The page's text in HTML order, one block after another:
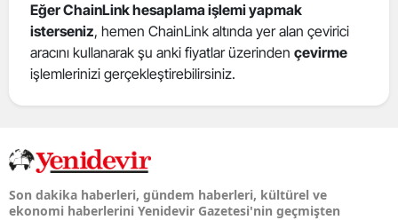
Eğer ChainLink hesaplama işlemi yapmak
isterseniz, hemen ChainLink altında yer alan çevirici
aracını kullanarak şu anki fiyatlar üzerinden çevirme
işlemlerinizi gerçekleştirebilirsiniz.
Son dakika haberleri, gündem haberleri, kültürel ve
ekonomi haberlerini Yenidevir Gazetesi'nin geçmişten